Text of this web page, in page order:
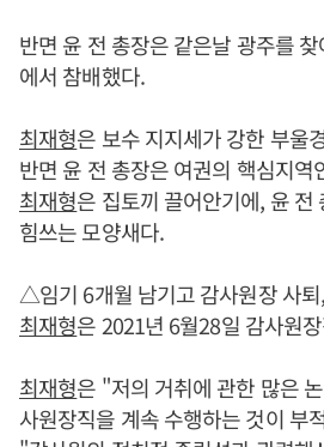
반면 윤 전 총장은 같은날 광주를
에서 참배했다.
최재형은 보수 지지세가 강한 부울
반면 윤 전 총장은 여권의 핵심지역
최재형은 집토끼 끌어안기에, 윤 전
힘쓰는 모양새다.
△임기 6개월 남기고 감사원장 사
최재형은 2021년 6월28일 감사원
최재형은 "저의 거취에 관한 많은
사원장직을 계속 수행하는 것이 부